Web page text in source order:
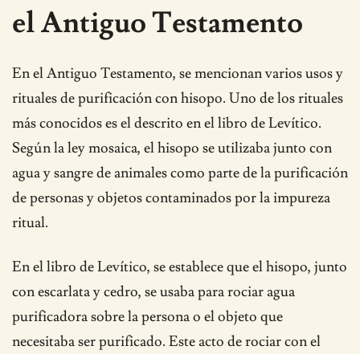
el Antiguo Testamento
En el Antiguo Testamento, se mencionan varios usos y
rituales de purificación con hisopo. Uno de los rituales
más conocidos es el descrito en el libro de Levítico.
Según la ley mosaica, el hisopo se utilizaba junto con
agua y sangre de animales como parte de la purificación
de personas y objetos contaminados por la impureza
ritual.
En el libro de Levítico, se establece que el hisopo, junto
con escarlata y cedro, se usaba para rociar agua
purificadora sobre la persona o el objeto que
necesitaba ser purificado. Este acto de rociar con el